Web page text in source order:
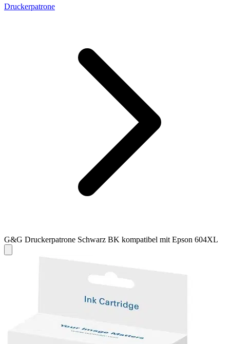
Druckerpatrone
G&G Druckerpatrone Schwarz BK kompatibel mit Epson 604XL